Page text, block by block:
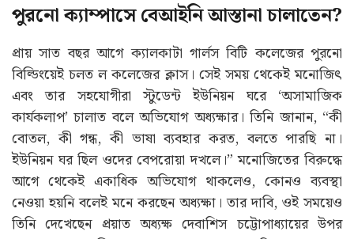
পুরনো ক্যাম্পাসে বেআইনি আস্তানা চালাতেন?
প্রায় সাত বছর আগে ক্যালকাটা গার্লস বিটি কলেজের পুরনো
বিল্ডিংয়েই চলত ল কলেজের ক্লাস। সেই সময় থেকেই মনোজিৎ
এবং তার সহযোগীরা স্টুডেন্ট ইউনিয়ন ঘরে ‘অসামাজিক
কার্যকলাপ’ চালাত বলে অভিযোগ অধ্যক্ষার। তিনি জানান, “কী
বোতল, কী গন্ধ, কী ভাষা ব্যবহার করত, বলতে পারছি না।
ইউনিয়ন ঘর ছিল ওদের বেপরোয়া দখলে।” মনোজিতের বিরুদ্ধে
আগে থেকেই একাধিক অভিযোগ থাকলেও, কোনও ব্যবস্থা
নেওয়া হয়নি বলেই মনে করছেন অধ্যক্ষা। তার দাবি, ওই সময়েও
তিনি দেখেছেন প্রয়াত অধ্যক্ষ দেবাশিস চট্টোপাধ্যায়ের উপর